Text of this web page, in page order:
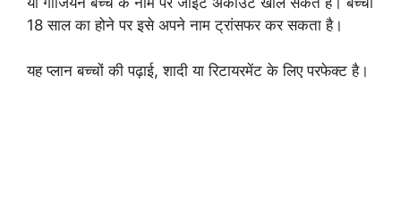
18 साल का होने पर इसे अपने नाम ट्रांसफर कर सकता है।
यह प्लान बच्चों की पढ़ाई, शादी या रिटायरमेंट के लिए परफेक्ट है।